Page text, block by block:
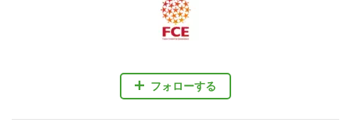
フォローする